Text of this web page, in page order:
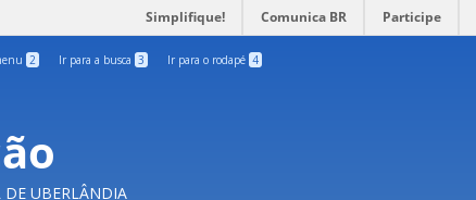
Simplifique! Comunica BR Participe
2 Ir para a busca 3 Ir para o rodapé 4
DE UBERLÂNDIA